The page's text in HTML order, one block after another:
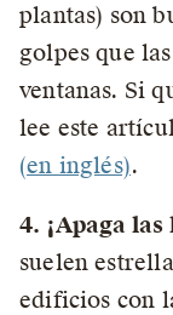
plantas) son
golpes que
ventanas. Si
lee este
(en inglés).
4. ¡Apaga las
suelen
edificios con